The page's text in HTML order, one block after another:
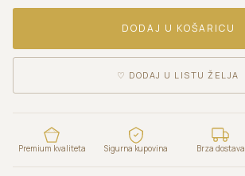
DODAJ U KOŠARICU
♡ DODAJ U LISTU ŽELJA
Premium kvaliteta Sigurna kupovina Brza dostava